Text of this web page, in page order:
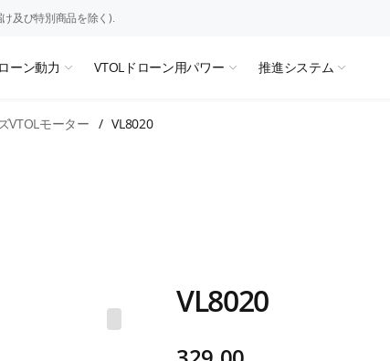
及び特別商品を除く).
ーン動力 VTOLドローン用パワー 推進システム
VTOLモーター / VL8020
VL8020